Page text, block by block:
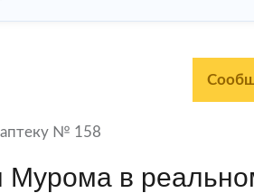
аптеку № 158
Мурома в